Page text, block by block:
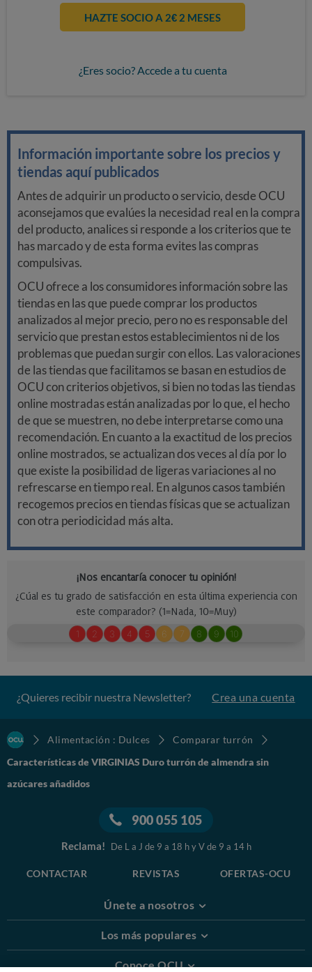
HAZTE SOCIO A 2€ 2 MESES
¿Eres socio? Accede a tu cuenta
Información importante sobre los precios y
tiendas aquí publicados
Antes de adquirir un producto o servicio, desde OCU
aconsejamos que evalúes la necesidad real en la compra
del producto, analices si responde a los criterios que te
has marcado y de esta forma evites las compras
compulsivas.
OCU ofrece a los consumidores información sobre las
tiendas en las que puede comprar los productos
analizados al mejor precio, pero no es responsable del
servicio que prestan estos establecimientos ni de los
problemas que puedan surgir con ellos. Las valoraciones
de las tiendas que facilitamos se basan en estudios de
OCU con criterios objetivos, si bien no todas las tiendas
online mostradas están analizadas por lo que, el hecho
de que se muestren, no debe interpretarse como una
recomendación. En cuanto a la exactitud de los precios
online mostrados, se actualizan dos veces al día por lo
que existe la posibilidad de ligeras variaciones al no
refrescarse en tiempo real. En algunos casos también
recogemos precios en tiendas físicas que se actualizan
con otra periodicidad más alta.
¿Quieres recibir nuestra Newsletter? Crea una cuenta
Alimentación : Dulces
Comparar turrón
Características de VIRGINIAS Duro turrón de almendra sin
azúcares añadidos
900 055 105
Reclama! De L a J de 9 a 18 h y V de 9 a 14 h
CONTACTAR REVISTAS OFERTAS-OCU
Únete a nosotros
Los más populares
Conoce OCU